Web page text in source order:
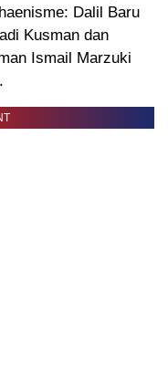
Dalil Baru
Kusman dan
Ismail Marzuki